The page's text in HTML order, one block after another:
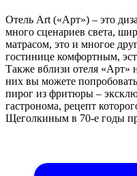
Отель Art («Арт») – это
много сценариев света,
матрасом, это и многое
гостинице комфортным,
Также вблизи отеля «Арт»
них вы можете
пирог из фритюры –
гастронома, рецепт
Щеголкиным в 70-е годы